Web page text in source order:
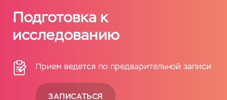
Подготовка к
исследованию
Прием ведется по предварительной записи
ЗАПИСАТЬСЯ